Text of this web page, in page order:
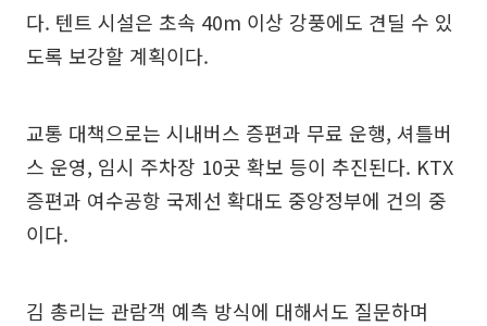
다. 텐트 시설은 초속 40m 이상 강풍에도 견딜 수 있
도록 보강할 계획이다.
교통 대책으로는 시내버스 증편과 무료 운행, 셔틀버
스 운영, 임시 주차장 10곳 확보 등이 추진된다. KTX
증편과 여수공항 국제선 확대도 중앙정부에 건의 중
이다.
김 총리는 관람객 예측 방식에 대해서도 질문하며